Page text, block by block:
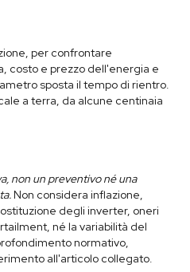
per confrontare
costo e prezzo dell'energia e
sposta il tempo di rientro.
a terra, da alcune centinaia
non un preventivo né una
Non considera inflazione,
degli inverter, oneri
né la variabilità del
normativo,
all'articolo collegato.